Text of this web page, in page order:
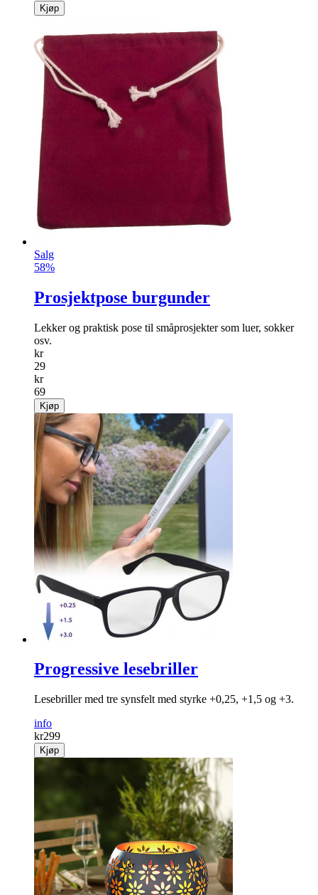
Kjøp
Salg
58%
Prosjektpose burgunder
Lekker og praktisk pose til småprosjekter som luer, sokker
osv.
kr
29
kr
69
Kjøp
Progressive lesebriller
Lesebriller med tre synsfelt med styrke +0,25, +1,5 og +3.
info
kr299
Kjøp